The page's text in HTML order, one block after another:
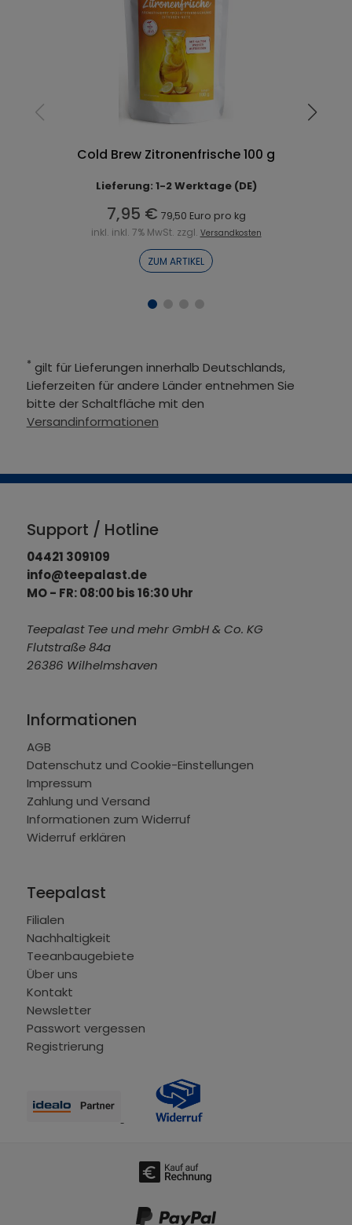
Cold Brew Zitronenfrische 100 g
Lieferung: 1-2 Werktage (DE)
7,95 € 79,50 Euro pro kg
inkl. inkl. 7% MwSt. zzgl. Versandkosten
ZUM ARTIKEL
* gilt für Lieferungen innerhalb Deutschlands,
Lieferzeiten für andere Länder entnehmen Sie
bitte der Schaltfläche mit den
Versandinformationen
Support / Hotline
04421 309109
info@teepalast.de
MO - FR: 08:00 bis 16:30 Uhr
Teepalast Tee und mehr GmbH & Co. KG
Flutstraße 84a
26386 Wilhelmshaven
Informationen
AGB
Datenschutz und Cookie-Einstellungen
Impressum
Zahlung und Versand
Informationen zum Widerruf
Widerruf erklären
Teepalast
Filialen
Nachhaltigkeit
Teeanbaugebiete
Über uns
Kontakt
Newsletter
Passwort vergessen
Registrierung